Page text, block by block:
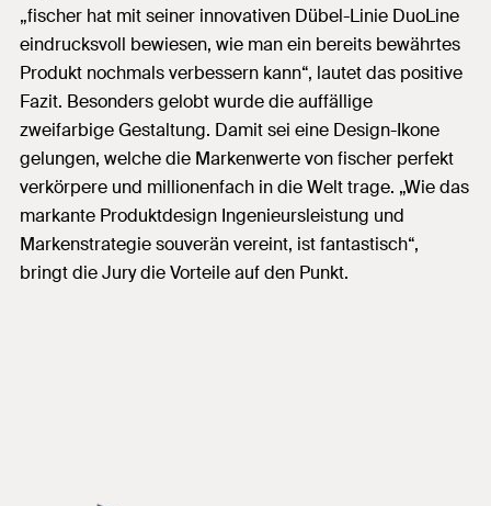
„fischer hat mit seiner innovativen Dübel-Linie DuoLine
eindrucksvoll bewiesen, wie man ein bereits bewährtes
Produkt nochmals verbessern kann“, lautet das positive
Fazit. Besonders gelobt wurde die auffällige
zweifarbige Gestaltung. Damit sei eine Design-Ikone
gelungen, welche die Markenwerte von fischer perfekt
verkörpere und millionenfach in die Welt trage. „Wie das
markante Produktdesign Ingenieursleistung und
Markenstrategie souverän vereint, ist fantastisch“,
bringt die Jury die Vorteile auf den Punkt.